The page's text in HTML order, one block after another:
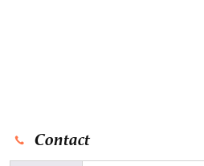
Contact